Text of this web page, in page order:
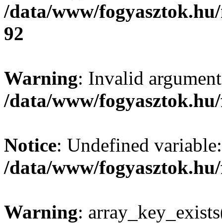
/data/www/
92
Warning: Invalid
/data/www/
Notice: Undefined
/data/www/
Warning: